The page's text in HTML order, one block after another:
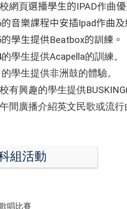
網頁選播學生的IPAD作曲
的音樂課程中安插Ipad作曲及
的學生提供Beatbox的訓練 。
的學生提供Acapella的訓練。
的學生提供非洲鼓的體驗。
興趣的學生提供BUSKING(
廣播介紹英文民歌或流行
組活動
唱比賽